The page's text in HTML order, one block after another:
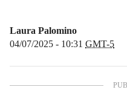
Laura Palomino
04/07/2025 - 10:31 GMT-5